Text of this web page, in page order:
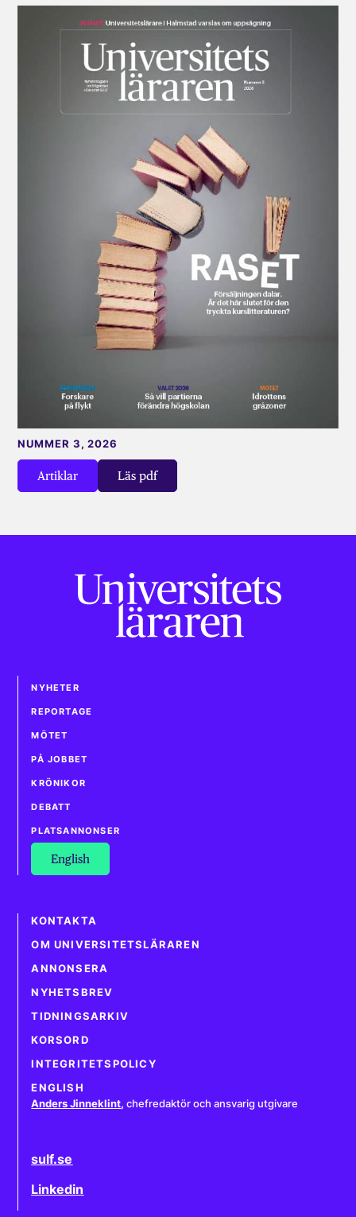
Artiklar Läs pdf
NUMMER 3, 2026
NYHETER
REPORTAGE
MÖTET
PÅ JOBBET
KRÖNIKOR
DEBATT
PLATSANNONSER
English
KONTAKTA
OM UNIVERSITETSLÄRAREN
ANNONSERA
NYHETSBREV
TIDNINGSARKIV
KORSORD
INTEGRITETSPOLICY
ENGLISH
Anders Jinneklint, chefredaktör och ansvarig utgivare
sulf.se
Linkedin